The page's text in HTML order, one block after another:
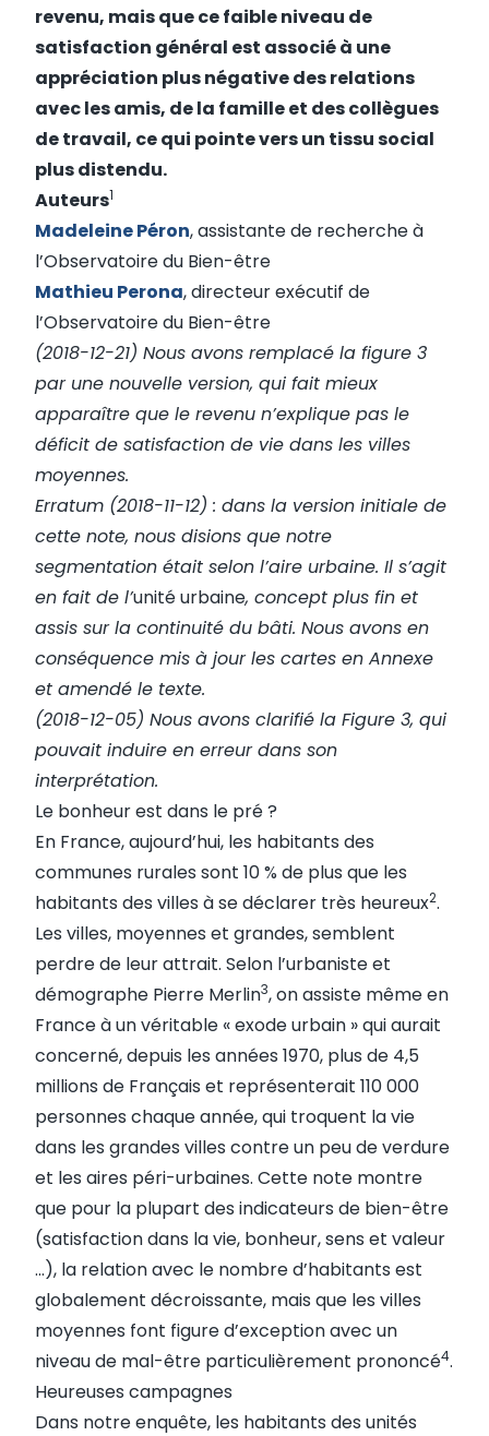
revenu, mais que ce faible niveau de
satisfaction général est associé à une
appréciation plus négative des relations
avec les amis, de la famille et des collègues
de travail, ce qui pointe vers un tissu social
plus distendu.
Auteurs1
Madeleine Péron, assistante de recherche à
l’Observatoire du Bien-être
Mathieu Perona, directeur exécutif de
l’Observatoire du Bien-être
(2018-12-21) Nous avons remplacé la figure 3
par une nouvelle version, qui fait mieux
apparaître que le revenu n’explique pas le
déficit de satisfaction de vie dans les villes
moyennes.
Erratum (2018-11-12) : dans la version initiale de
cette note, nous disions que notre
segmentation était selon l’aire urbaine. Il s’agit
en fait de l’unité urbaine, concept plus fin et
assis sur la continuité du bâti. Nous avons en
conséquence mis à jour les cartes en Annexe
et amendé le texte.
(2018-12-05) Nous avons clarifié la Figure 3, qui
pouvait induire en erreur dans son
interprétation.
Le bonheur est dans le pré ?
En France, aujourd’hui, les habitants des
communes rurales sont 10 % de plus que les
habitants des villes à se déclarer très heureux2.
Les villes, moyennes et grandes, semblent
perdre de leur attrait. Selon l’urbaniste et
démographe Pierre Merlin3, on assiste même en
France à un véritable « exode urbain » qui aurait
concerné, depuis les années 1970, plus de 4,5
millions de Français et représenterait 110 000
personnes chaque année, qui troquent la vie
dans les grandes villes contre un peu de verdure
et les aires péri-urbaines. Cette note montre
que pour la plupart des indicateurs de bien-être
(satisfaction dans la vie, bonheur, sens et valeur
…), la relation avec le nombre d’habitants est
globalement décroissante, mais que les villes
moyennes font figure d’exception avec un
niveau de mal-être particulièrement prononcé4.
Heureuses campagnes
Dans notre enquête, les habitants des unités